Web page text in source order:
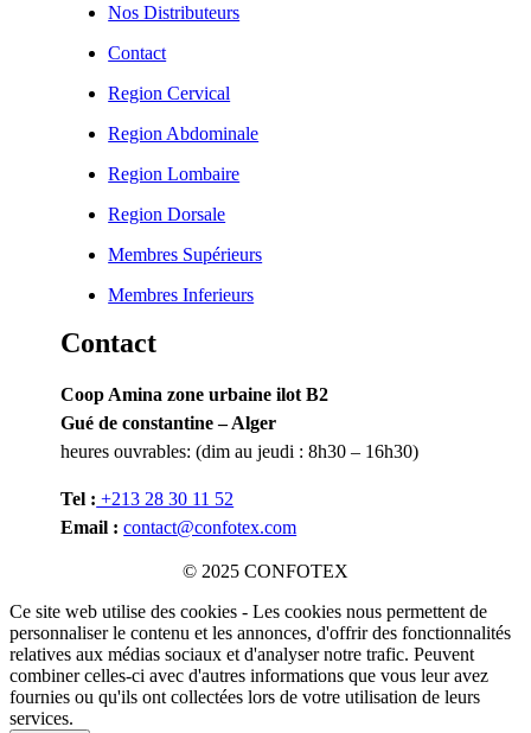
Nos Distributeurs
Contact
Region Cervical
Region Abdominale
Region Lombaire
Region Dorsale
Membres Supérieurs
Membres Inferieurs
Contact
Coop Amina zone urbaine ilot B2
Gué de constantine – Alger
heures ouvrables: (dim au jeudi : 8h30 – 16h30)
Tel : +213 28 30 11 52
Email : contact@confotex.com
© 2025 CONFOTEX
Ce site web utilise des cookies - Les cookies nous permettent de
personnaliser le contenu et les annonces, d'offrir des fonctionnalités
relatives aux médias sociaux et d'analyser notre trafic. Peuvent
combiner celles-ci avec d'autres informations que vous leur avez
fournies ou qu'ils ont collectées lors de votre utilisation de leurs
services.